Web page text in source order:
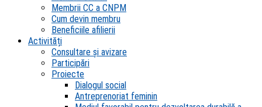
Membrii CC a CNPM
Cum devin membru
Beneficiile afilierii
Activități
Consultare și avizare
Participări
Proiecte
Dialogul social
Antreprenoriat feminin